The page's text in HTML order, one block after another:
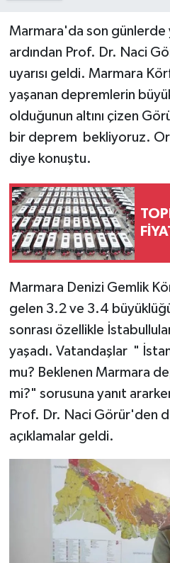
Marmara'da son günlerde
ardından Prof. Dr. Naci
uyarısı geldi. Marmara
yaşanan depremlerin
olduğunun altını çizen
bir deprem bekliyoruz.
diye konuştu.
Marmara Denizi Gemlik
gelen 3.2 ve 3.4
sonrası özellikle
yaşadı. Vatandaşlar "
mu? Beklenen Marmara
mi?" sorusuna yanıt
Prof. Dr. Naci Görür'den
açıklamalar geldi.